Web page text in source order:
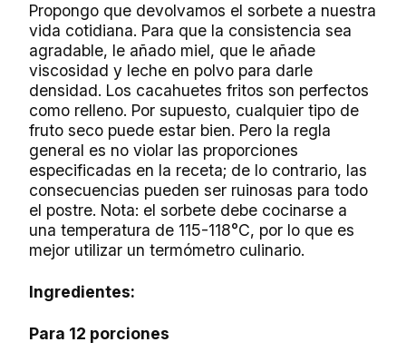
Propongo que devolvamos el sorbete a nuestra
vida cotidiana. Para que la consistencia sea
agradable, le añado miel, que le añade
viscosidad y leche en polvo para darle
densidad. Los cacahuetes fritos son perfectos
como relleno. Por supuesto, cualquier tipo de
fruto seco puede estar bien. Pero la regla
general es no violar las proporciones
especificadas en la receta; de lo contrario, las
consecuencias pueden ser ruinosas para todo
el postre. Nota: el sorbete debe cocinarse a
una temperatura de 115-118°C, por lo que es
mejor utilizar un termómetro culinario.
Ingredientes:
Para 12 porciones